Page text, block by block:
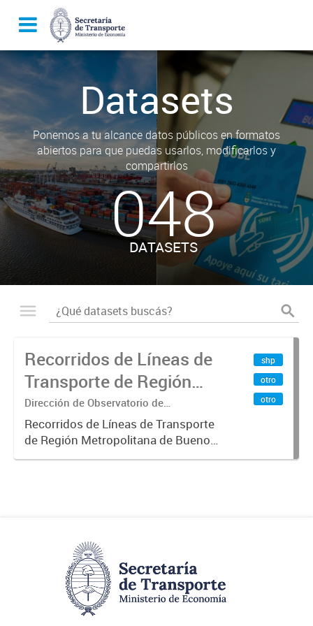
Datasets
Ponemos a tu alcance datos públicos en formatos
abiertos para que puedas usarlos, modificarlos y
compartirlos
048
DATASETS
Recorridos de Líneas de
Transporte de Región
Metropolitana de
Buenos Aires (RMBA)
Dirección de Observatorio de
Transporte, Estudio y Sistemas
Recorridos de Líneas de Transporte
de Región Metropolitana de Buenos
Aires (RMBA).-
shp
otro
otro